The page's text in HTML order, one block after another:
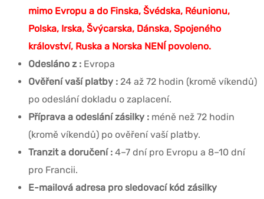
mimo Evropu a do Finska, Švédska, Réunionu,
Polska, Irska, Švýcarska, Dánska, Spojeného
království, Ruska a Norska NENÍ povoleno.
Odesláno z : Evropa
Ověření vaší platby : 24 až 72 hodin (kromě víkendů)
po odeslání dokladu o zaplacení.
Příprava a odeslání zásilky : méně než 72 hodin
(kromě víkendů) po ověření vaší platby.
Tranzit a doručení : 4–7 dní pro Evropu a 8–10 dní
pro Francii.
E-mailová adresa pro sledovací kód zásilky